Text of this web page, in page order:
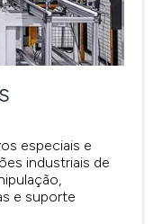
especiais e
industriais de
e suporte